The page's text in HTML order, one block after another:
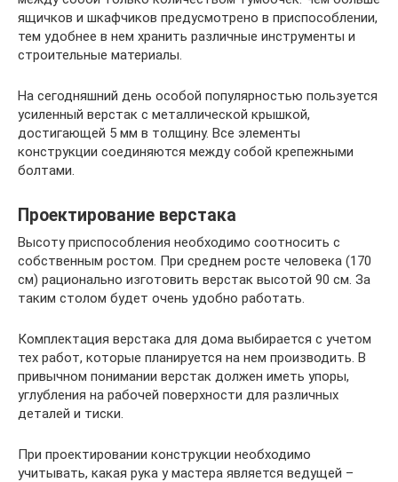
ящичков и шкафчиков предусмотрено в приспособлении,
тем удобнее в нем хранить различные инструменты и
строительные материалы.
На сегодняшний день особой популярностью пользуется
усиленный верстак с металлической крышкой,
достигающей 5 мм в толщину. Все элементы
конструкции соединяются между собой крепежными
болтами.
Проектирование верстака
Высоту приспособления необходимо соотносить с
собственным ростом. При среднем росте человека (170
см) рационально изготовить верстак высотой 90 см. За
таким столом будет очень удобно работать.
Комплектация верстака для дома выбирается с учетом
тех работ, которые планируется на нем производить. В
привычном понимании верстак должен иметь упоры,
углубления на рабочей поверхности для различных
деталей и тиски.
При проектировании конструкции необходимо
учитывать, какая рука у мастера является ведущей –